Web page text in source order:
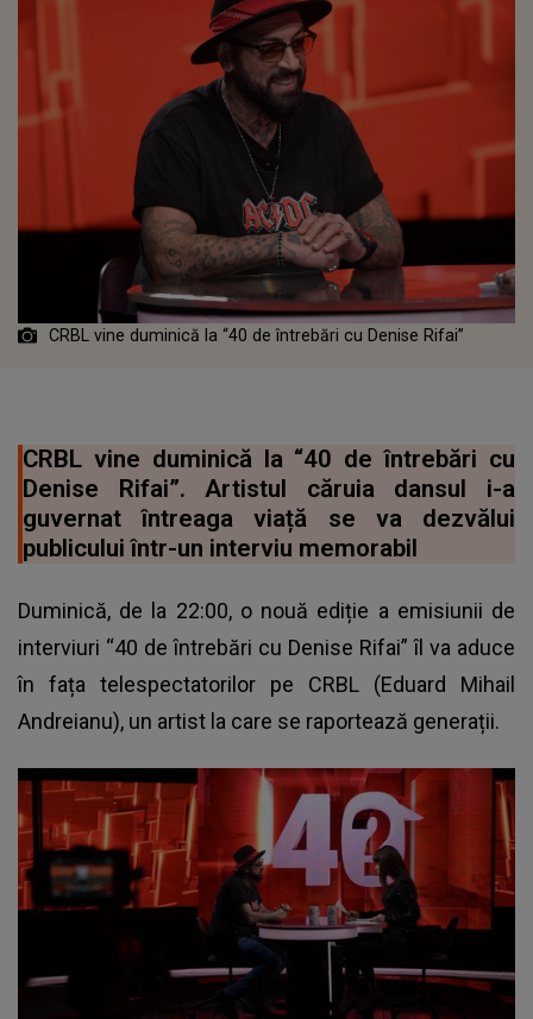
CRBL vine duminică la “40 de întrebări cu Denise Rifai”
CRBL vine duminică la “40 de întrebări cu
Denise Rifai”. Artistul căruia dansul i-a
guvernat întreaga viață se va dezvălui
publicului într-un interviu memorabil
Duminică, de la 22:00, o nouă ediție a emisiunii de
interviuri “40 de întrebări cu Denise Rifai” îl va aduce
în fața telespectatorilor pe CRBL (Eduard Mihail
Andreianu), un artist la care se raportează generații.